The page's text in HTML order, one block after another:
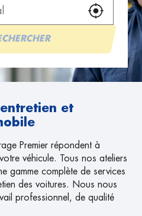
UTILISER
et
Premier répondent à
véhicule. Tous nos ateliers
gamme complète de services
des voitures. Nous nous
professionnel, de qualité